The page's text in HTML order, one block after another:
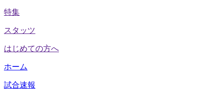
特集
スタッツ
はじめての方へ
ホーム
試合速報